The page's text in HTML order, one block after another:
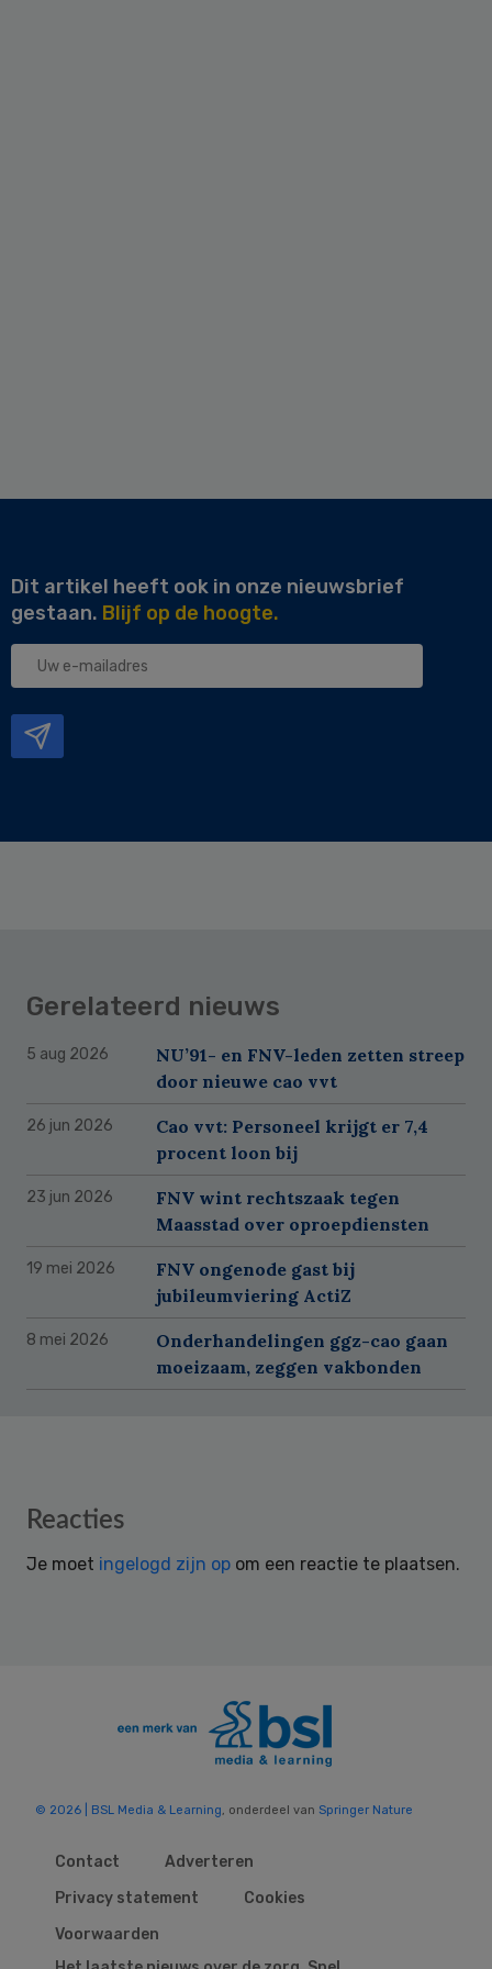
Dit artikel heeft ook in onze nieuwsbrief
gestaan. Blijf op de hoogte.
Uw
Gerelateerd nieuws
5 aug 2026
NU’91- en FNV-leden zetten streep
door nieuwe cao vvt
26 jun 2026
Cao vvt: Personeel krijgt er 7,4
procent loon bij
23 jun 2026
FNV wint rechtszaak tegen
Maasstad over oproepdiensten
19 mei 2026
FNV ongenode gast bij
jubileumviering ActiZ
8 mei 2026
Onderhandelingen ggz-cao gaan
moeizaam, zeggen vakbonden
Reader
Reacties
Je moet ingelogd zijn op om een reactie te plaatsen.
© 2026 | BSL Media & Learning, onderdeel van Springer Nature
Contact
Adverteren
Privacy statement
Cookies
Voorwaarden